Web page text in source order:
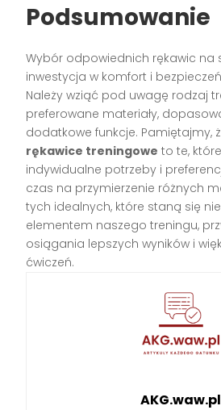
Podsumowanie
Wybór odpowiednich rękawic na
inwestycja w komfort i
Należy wziąć pod uwagę rodzaj
preferowane materiały,
dodatkowe funkcje. Pamiętajmy,
rękawice treningowe to te,
indywidualne potrzeby i
czas na przymierzenie różnych
tych idealnych, które staną się
elementem naszego treningu,
osiągania lepszych wyników i
ćwiczeń.
AKG.waw.pl